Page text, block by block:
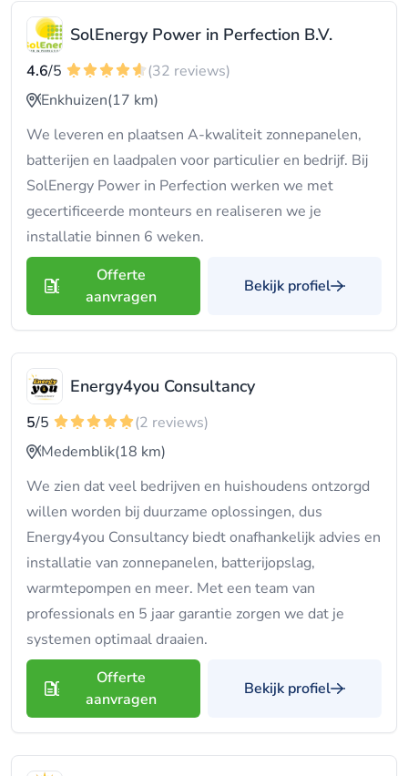
SolEnergy Power in Perfection B.V.
4.6/5
(32 reviews)
Enkhuizen(17 km)
We leveren en plaatsen A-kwaliteit zonnepanelen,
batterijen en laadpalen voor particulier en bedrijf. Bij
SolEnergy Power in Perfection werken we met
gecertificeerde monteurs en realiseren we je
installatie binnen 6 weken.
Offerte
aanvragen
Bekijk profiel
Energy4you Consultancy
5/5
(2 reviews)
Medemblik(18 km)
We zien dat veel bedrijven en huishoudens ontzorgd
willen worden bij duurzame oplossingen, dus
Energy4you Consultancy biedt onafhankelijk advies en
installatie van zonnepanelen, batterijopslag,
warmtepompen en meer. Met een team van
professionals en 5 jaar garantie zorgen we dat je
systemen optimaal draaien.
Offerte
aanvragen
Bekijk profiel